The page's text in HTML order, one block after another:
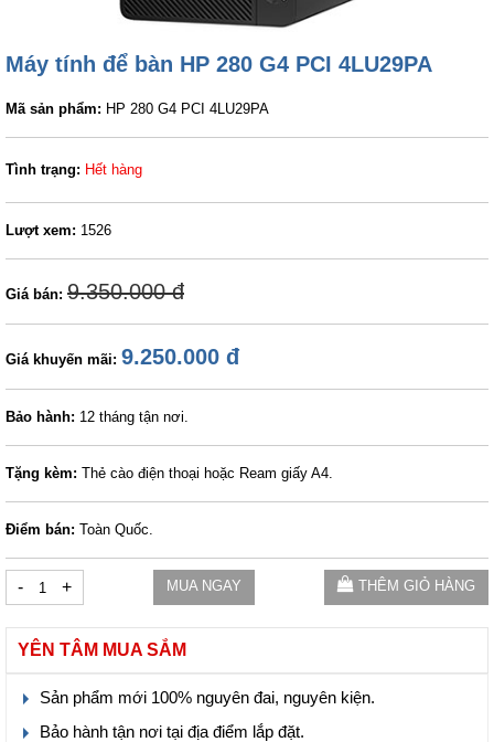
Máy tính để bàn HP 280 G4 PCI 4LU29PA
Mã sản phẩm: HP 280 G4 PCI 4LU29PA
Tình trạng: Hết hàng
Lượt xem: 1526
Giá bán: 9.350.000 đ
Giá khuyến mãi: 9.250.000 đ
Bảo hành: 12 tháng tận nơi.
Tặng kèm: Thẻ cào điện thoại hoặc Ream giấy A4.
Điểm bán: Toàn Quốc.
- + MUA NGAY THÊM GIỎ HÀNG
YÊN TÂM MUA SẮM
Sản phẩm mới 100% nguyên đai, nguyên kiện.
Bảo hành tận nơi tại địa điểm lắp đặt.